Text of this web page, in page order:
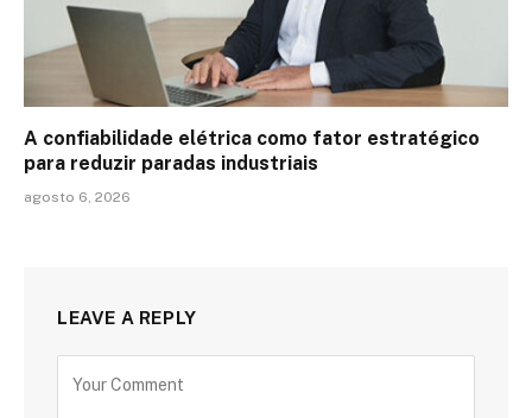
A confiabilidade elétrica como fator estratégico
para reduzir paradas industriais
agosto 6, 2026
LEAVE A REPLY